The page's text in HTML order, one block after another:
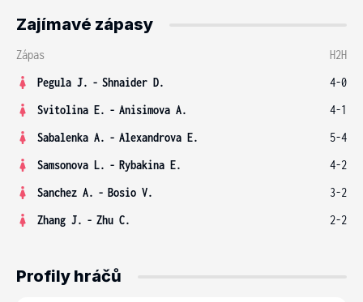
Zajímavé zápasy
Zápas
H2H
Pegula J. - Shnaider D.
4-0
Svitolina E. - Anisimova A.
4-1
Sabalenka A. - Alexandrova E.
5-4
Samsonova L. - Rybakina E.
4-2
Sanchez A. - Bosio V.
3-2
Zhang J. - Zhu C. 2-2
Profily hráčů